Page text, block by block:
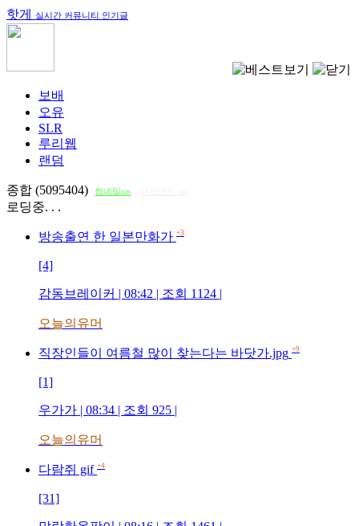
핫게 실시간 커뮤니티 인기글
보배
오유
SLR
루리웹
랜덤
종합 (5095404) 썸네일on
로딩중. . .
방송출연 한 일본만화가 +3
[4]
감동브레이커 | 08:42 | 조회 1124 |
오늘의유머
직장인들이 여름철 많이 찾는다는 바닷가.jpg +9
[1]
우가가 | 08:34 | 조회 925 |
오늘의유머
다람쥐 gif +4
[31]